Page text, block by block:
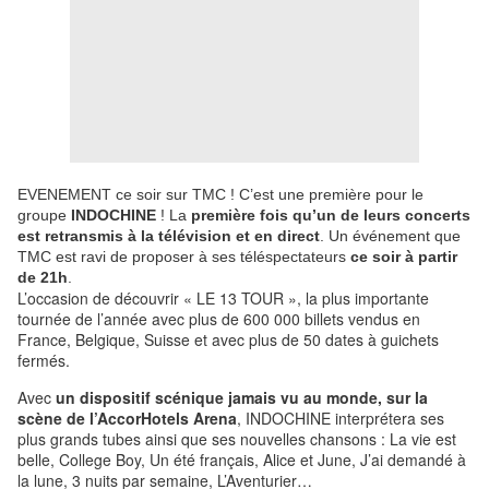
EVENEMENT ce soir sur TMC ! C’est une première pour le
groupe INDOCHINE ! La première fois qu’un de leurs concerts
est retransmis à la télévision et en direct . Un événement que
TMC est ravi de proposer à ses téléspectateurs ce soirà partir
de 21h
L’occasion de découvrir « LE 13 TOUR », la plus importante
tournée de l’année avec plus de 600 000 billets vendus en
France, Belgique, Suisse et avec plus de 50 dates à guichets
fermés.
Avec un dispositif scénique jamais vu au monde, sur la
scène de l’AccorHotels Arena, INDOCHINE interprétera ses
plus grands tubes ainsi que ses nouvelles chansons : La vie est
belle, College Boy, Un été français, Alice et June, J’ai demandé à
la lune, 3 nuits par semaine, L’Aventurier…